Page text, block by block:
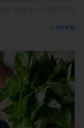
בכלכליסט- אז איך עשיתי את
קרא עוד »